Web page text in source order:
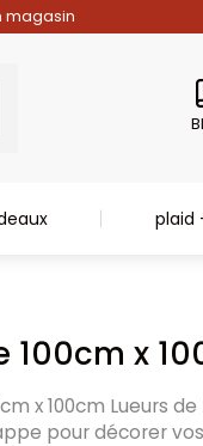
magasin
plaid
100cm x
x 100cm Lueurs de
pour décorer